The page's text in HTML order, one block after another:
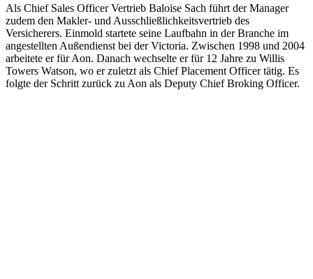
Als Chief Sales Officer Vertrieb Baloise Sach führt der Manager
zudem den Makler- und Ausschließlichkeitsvertrieb des
Versicherers. Einmold startete seine Laufbahn in der Branche im
angestellten Außendienst bei der Victoria. Zwischen 1998 und 2004
arbeitete er für Aon. Danach wechselte er für 12 Jahre zu Willis
Towers Watson, wo er zuletzt als Chief Placement Officer tätig. Es
folgte der Schritt zurück zu Aon als Deputy Chief Broking Officer.